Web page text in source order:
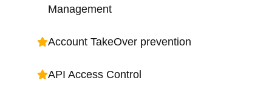
Management
Account TakeOver prevention
API Access Control